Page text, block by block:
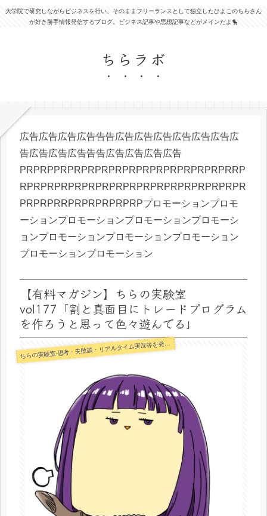
大学院で研究しながらビジネスを行い、そのままフリーランスとして独立したひよこのちらさん
が好き勝手情報発信するブログ。ビジネス記事や思想記事などがメインだよ🐤
ちらラボ
広告広告広告広告告告広告広告広告広告広告広告広
告広告広告広告告告広告広告広告広告
PRPRPPRPRPRPRPRPRPRPRPRPRPRPRPRRP
RPRPRPRPRPRPRPRPRPRPRPRPRPRPRPRPR
PRPRPRRPRPRPRPRPRPプロモーションプロモ
ーションプロモーションプロモーションプロモーシ
ョンプロモーションプロモーションプロモーション
プロモーションプロモーション
【有料マガジン】ちらの実験室
vol177「割と真面目にトレードプログラム
を作ろうと思って色々遊んでる」
ちらの実験室-思考・失敗談・リアルタイム実況等を発信します-